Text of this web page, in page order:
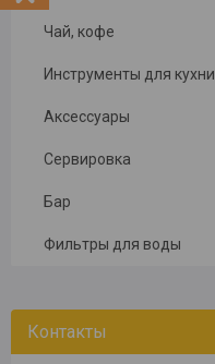
Чай, кофе
Инструменты для кухни
Аксессуары
Сервировка
Бар
Фильтры для воды